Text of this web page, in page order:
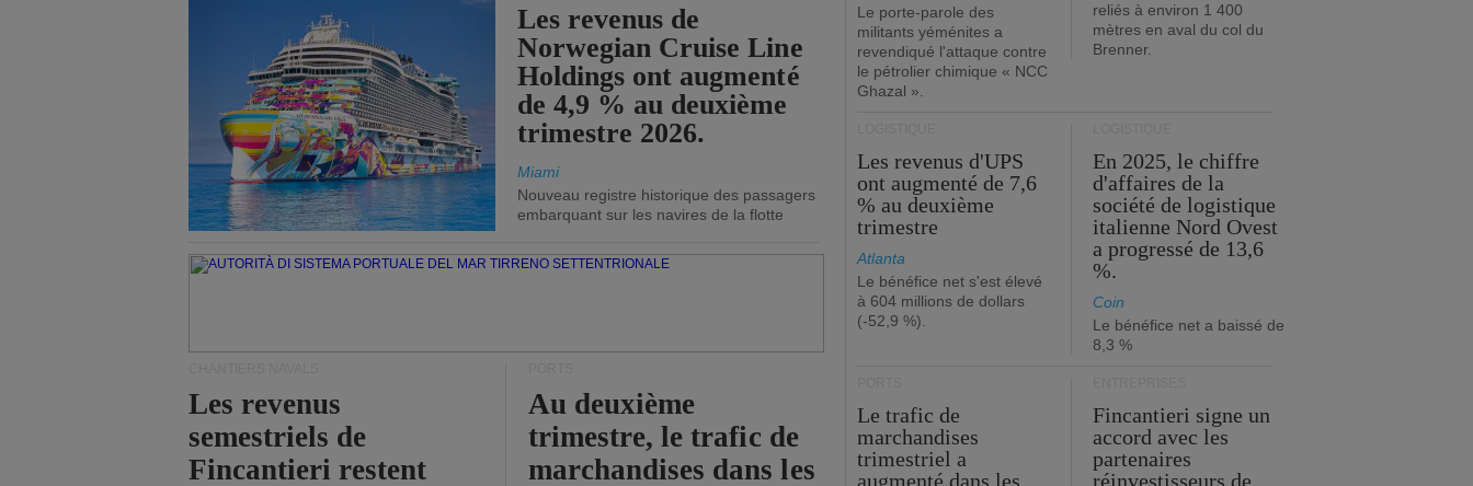
Les revenus de
Norwegian Cruise Line
Holdings ont augmenté
de 4,9 % au deuxième
trimestre 2026.
Miami
Nouveau registre historique des passagers
embarquant sur les navires de la flotte
Les revenus
semestriels de
Fincantieri restent
Au deuxième
trimestre, le trafic de
marchandises dans les
Le porte-parole des
militants yéménites a
revendiqué l'attaque contre
le pétrolier chimique « NCC
Ghazal ».
reliés à environ 1 400
mètres en aval du col du
Brenner.
Les revenus d'UPS
ont augmenté de 7,6
% au deuxième
trimestre
Atlanta
Le bénéfice net s'est élevé
à 604 millions de dollars
(-52,9 %).
En 2025, le chiffre
d'affaires de la
société de logistique
italienne Nord Ovest
a progressé de 13,6
%.
Coin
Le bénéfice net a baissé de
8,3 %
Le trafic de
marchandises
trimestriel a
augmenté dans les
Fincantieri signe un
accord avec les
partenaires
réinvestisseurs de